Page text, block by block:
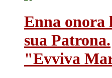
Enna onora
sua Patrona.
"Evviva